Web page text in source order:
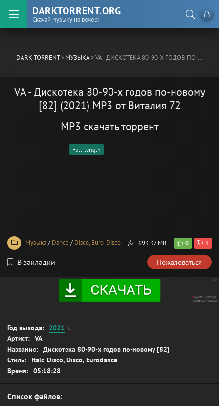
DARKTORRENT.ORG
Скачай музыку на вечер!
DARK TORRENT» МУЗЫКА» VA - ДИСКОТЕКА 80-90-Х ГОДОВ ПО-НОВОМУ [82] (2021) MP3 ОТ ВИТАЛИЯ 72
VA - Дискотека 80-90-х годов по-новому
[82] (2021) MP3 от Виталия 72
MP3 скачать торрент
Full-length
Музыка/ Dance / Disco, Euro-Disco 693.37 MB 0 1
В закладки Пожаловаться
Год выхода: 2021 г.
Артист: VA
Название: Дискотека 80-90-х годов по-новому [82]
Стиль:
Italo Disco, Disco, Eurodance
Время: 05:18:28
Список файлов: